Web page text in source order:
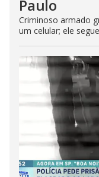
Paulo
Criminoso armado
um celular; ele